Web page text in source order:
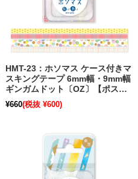
HMT-23：ホソマス ケース付きマ
スキングテープ 6mm幅・9mm幅
ギンガムドット〔OZ〕【ポスト
便不可】【在庫限り】
¥660(税抜 ¥600)